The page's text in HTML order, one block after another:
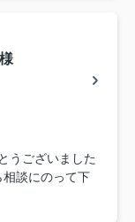
うございました
談にのって下